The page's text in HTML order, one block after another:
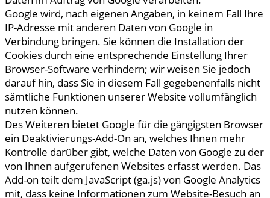
Google wird, nach eigenen Angaben, in keinem Fall Ihre
IP-Adresse mit anderen Daten von Google in
Verbindung bringen. Sie können die Installation der
Cookies durch eine entsprechende Einstellung Ihrer
Browser-Software verhindern; wir weisen Sie jedoch
darauf hin, dass Sie in diesem Fall gegebenenfalls nicht
sämtliche Funktionen unserer Website vollumfänglich
nutzen können.
Des Weiteren bietet Google für die gängigsten Browser
ein Deaktivierungs-Add-On an, welches Ihnen mehr
Kontrolle darüber gibt, welche Daten von Google zu der
von Ihnen aufgerufenen Websites erfasst werden. Das
Add-on teilt dem JavaScript (ga.js) von Google Analytics
mit, dass keine Informationen zum Website-Besuch an